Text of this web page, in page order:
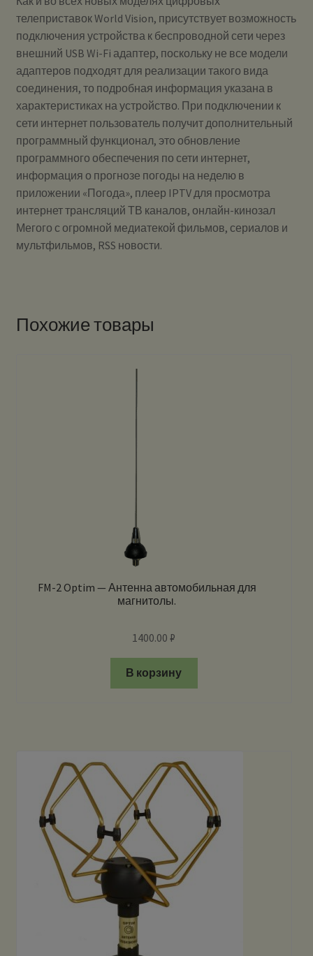
телеприставок World Vision, присутствует возможность
подключения устройства к беспроводной сети через
внешний USB Wi-Fi адаптер, поскольку не все модели
адаптеров подходят для реализации такого вида
соединения, то подробная информация указана в
характеристиках на устройство. При подключении к
сети интернет пользователь получит дополнительный
программный функционал, это обновление
программного обеспечения по сети интернет,
информация о прогнозе погоды на неделю в
приложении «Погода», плеер IPTV для просмотра
интернет трансляций ТВ каналов, онлайн-кинозал
Мегого с огромной медиатекой фильмов, сериалов и
мультфильмов, RSS новости.
Похожие товары
FM-2 Optim — Антенна автомобильная для
магнитолы.
1400.00₽
В корзину